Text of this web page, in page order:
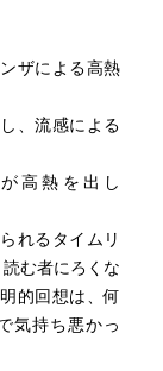
ザによる高熱
、流感による
高熱を出し
れるタイムリ
む者にろくな
的回想は、何
気持ち悪かっ